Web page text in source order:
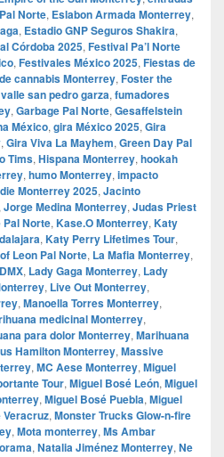
Norte, Eslabon Armada Monterrey,
, Estadio GNP Seguros Shakira,
Córdoba 2025, Festival Pa’l Norte
, Festivales México 2025, Fiestas de
cannabis Monterrey, Foster the
san pedro garza, fumadores
, Garbage Pal Norte, Gesaffelstein
México, gira México 2025, Gira
, Gira Viva La Mayhem, Green Day Pal
Tims, Hispana Monterrey, hookah
, humo Monterrey, impacto
Monterrey 2025, Jacinto
Jorge Medina Monterrey, Judas Priest
Norte, Kase.O Monterrey, Katy
, Katy Perry Lifetimes Tour,
Leon Pal Norte, La Mafia Monterrey,
, Lady Gaga Monterrey, Lady
, Live Out Monterrey,
, Manoella Torres Monterrey,
medicinal Monterrey,
para dolor Monterrey, Marihuana
Hamilton Monterrey, Massive
, MC Aese Monterrey, Miguel
Tour, Miguel Bosé León, Miguel
, Miguel Bosé Puebla, Miguel
Veracruz, Monster Trucks Glow-n-fire
, Mota monterrey, Ms Ambar
, Natalia Jiménez Monterrey, Ne